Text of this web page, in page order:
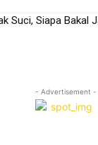
Suci, Siapa Bakal
- Advertisement -